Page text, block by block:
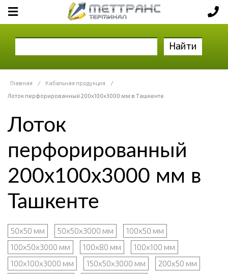
Найти
Главная / Кабельная продукция
/
Лоток перфорированный 200х100х3000 мм в Ташкенте
Лоток
перфорированный
200х100х3000 мм в
Ташкенте
50х50 мм 50х50х3000 мм
100х50 мм
100х50х3000 мм
100х80 мм
100х100 мм
100х100х3000 мм
150х50х3000 мм
200х50 мм